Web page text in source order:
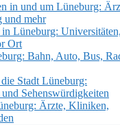
in und um Lüneburg:
und mehr
Lüneburg: Universitäten,
Ort
Bahn, Auto, Bus,
Stadt Lüneburg:
Sehenswürdigkeiten
Ärzte, Kliniken,